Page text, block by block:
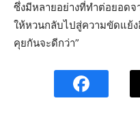
ซึ่งมีหลายอย่างที่ทำต่อยอดจ
ให้หวนกลับไปสู่ความขัดแย้
คุยกันจะดีกว่า”